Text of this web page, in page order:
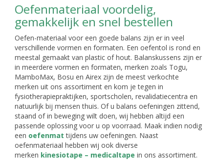
Oefenmateriaal voordelig,
gemakkelijk en snel bestellen
Oefen-materiaal voor een goede balans zijn er in veel
verschillende vormen en formaten. Een oefentol is rond en
meestal gemaakt van plastic of hout. Balanskussens zijn er
in meerdere vormen en formaten, merken zoals Togu,
MamboMax, Bosu en Airex zijn de meest verkochte
merken uit ons assortiment en kom je tegen in
fysiotherapiepraktijken, sportscholen, revalidatiecentra en
natuurlijk bij mensen thuis. Of u balans oefeningen zittend,
staand of in beweging wilt doen, wij hebben altijd een
passende oplossing voor u op voorraad. Maak indien nodig
een oefenmat tijdens uw oefeningen. Naast
oefenmateriaal hebben wij ook diverse
merken kinesiotape – medicaltape in ons assortiment.